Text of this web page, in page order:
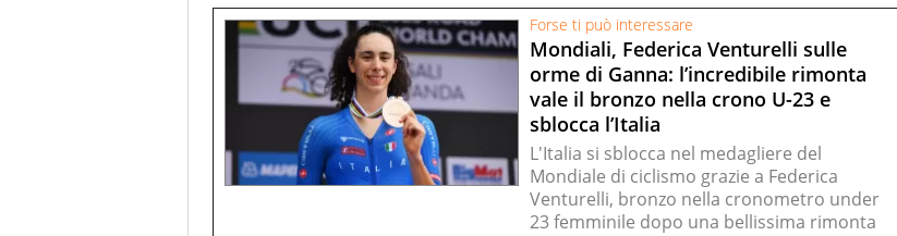
Forse ti può interessare
Mondiali, Federica Venturelli sulle
orme di Ganna: l’incredibile rimonta
vale il bronzo nella crono U-23 e
sblocca l’Italia
L'Italia si sblocca nel medagliere del
Mondiale di ciclismo grazie a Federica
Venturelli, bronzo nella cronometro under
23 femminile dopo una bellissima rimonta